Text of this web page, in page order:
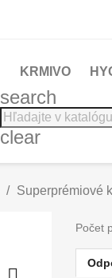
KRMIVO
search
clear
Superprémiové
Počet